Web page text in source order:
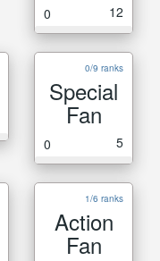
0 12
0/9 ranks
Special
Fan
0 5
1/6 ranks
Action
Fan